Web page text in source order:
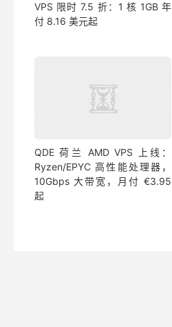
VPS 限时 7.5 折：1 核 1GB 年
付 8.16 美元起
QDE 荷兰 AMD VPS 上线：
Ryzen/EPYC 高性能处理器，
10Gbps 大带宽，月付 €3.95
起